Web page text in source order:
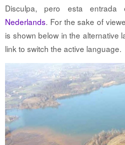
Disculpa, pero esta
Nederlands. For the sake of
is shown below in the alternative
link to switch the active language.